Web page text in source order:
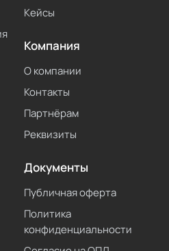
Кейсы
Компания
О компании
Контакты
Партнёрам
Реквизиты
Документы
Публичная оферта
Политика
конфиденциальности